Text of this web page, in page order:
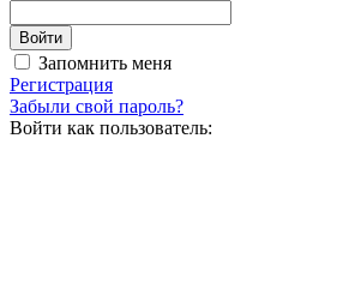
Запомнить меня
Регистрация
Забыли свой пароль?
Войти как пользователь: